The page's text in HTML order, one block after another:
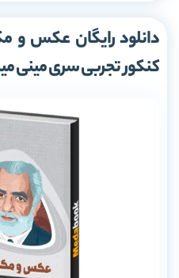
دانلود رایگان عکس
کنکور تجربی سری مینی